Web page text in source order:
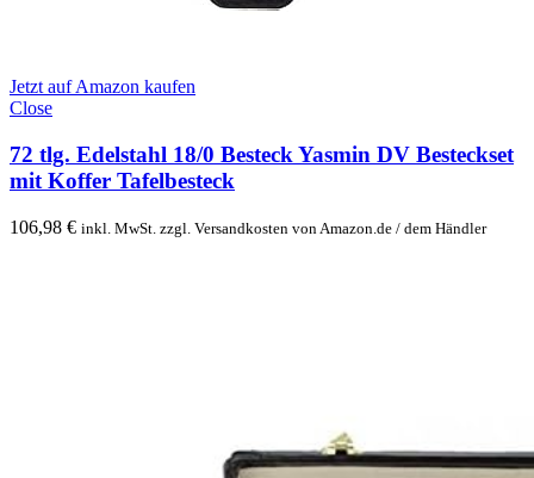
Jetzt auf Amazon kaufen
Close
72 tlg. Edelstahl 18/0 Besteck Yasmin DV Besteckset
mit Koffer Tafelbesteck
106,98 € inkl. MwSt. zzgl. Versandkosten von Amazon.de / dem Händler